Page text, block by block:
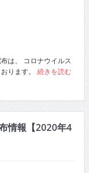
は、 コロナウイルス
ります。 続きを読む
情報【2020年4